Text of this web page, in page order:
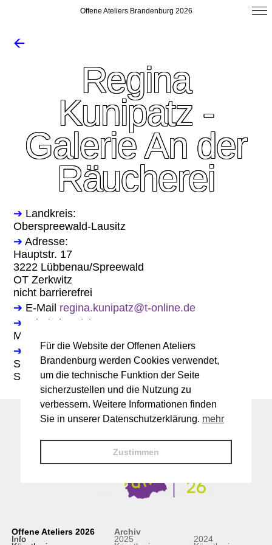
Offene Ateliers Brandenburg 2026
🡨
Regina
Kunipatz -
Galerie An der
Räucherei
➔ Landkreis:
Oberspreewald-Lausitz
➔ Adresse:
Hauptstr. 17
3222 Lübbenau/Spreewald
OT Zerkwitz
nicht barrierefrei
➔ E-Mail regina.kunipatz@t-online.de
➔
Arbeitsbereiche:
Malerei
➔
Öffnungszeiten Offene Ateliers 2025:
Sa. 11-18 Uhr
So. 11-18 Uhr
Offene Ateliers 2026
Info
Archiv
2025 2024
Für die Website der Offenen Ateliers
Brandenburg werden Cookies verwendet,
um die technische Funktion der Seite
sicherzustellen und die Nutzung zu
verbessern. Weitere Informationen finden
Sie in unserer Datenschutzerklärung. mehr
Zustimmen